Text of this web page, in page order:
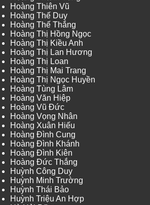
Hoàng Thiên Vũ
Hoàng Thế Duy
Hoàng Thế Thắng
Hoàng Thị Hồng Ngọc
Hoàng Thị Kiều Anh
Hoàng Thị Lan Hương
Hoàng Thị Loan
Hoàng Thị Mai Trang
Hoàng Thị Ngọc Huyền
Hoàng Tùng Lâm
Hoàng Văn Hiệp
Hoàng Vũ Đức
Hoàng Vọng Nhân
Hoàng Xuân Hiếu
Hoàng Đình Cung
Hoàng Đình Khánh
Hoàng Đình Kiên
Hoàng Đức Thắng
Huỳnh Công Duy
Huỳnh Minh Trường
Huỳnh Thái Bảo
Huỳnh Triệu An Hợp